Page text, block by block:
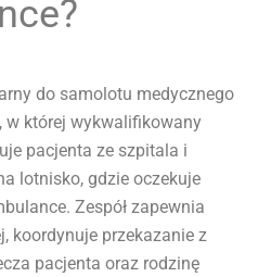
do samolotu medycznego
w której wykwalifikowany
pacjenta ze szpitala i
lotnisko, gdzie oczekuje
Zespół zapewnia
koordynuje przekazanie z
pacjenta oraz rodzinę